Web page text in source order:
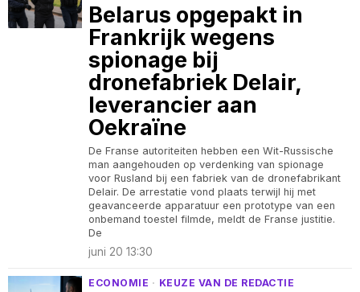
Belarus opgepakt in
Frankrijk wegens
spionage bij
dronefabriek Delair,
leverancier aan
Oekraïne
De Franse autoriteiten hebben een Wit-Russische
man aangehouden op verdenking van spionage
voor Rusland bij een fabriek van de dronefabrikant
Delair. De arrestatie vond plaats terwijl hij met
geavanceerde apparatuur een prototype van een
onbemand toestel filmde, meldt de Franse justitie.
De
juni 20 13:30
ECONOMIE · KEUZE VAN DE REDACTIE